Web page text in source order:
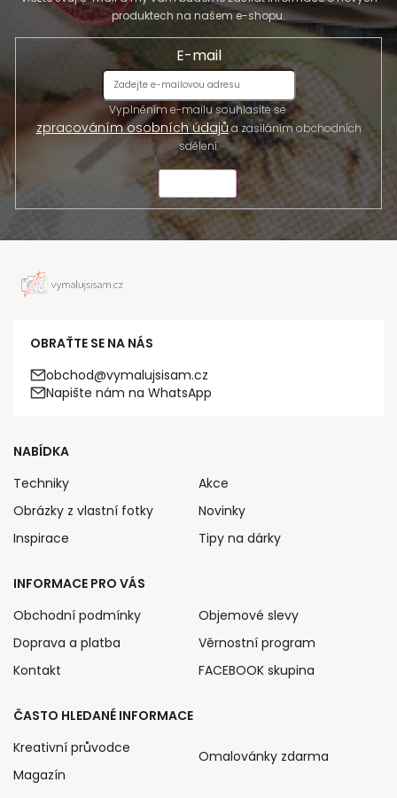
produktech na našem e-shopu.
E-mail
Vyplněním e-mailu souhlasíte se
zpracováním osobních údajůa zasíláním obchodních
sdělení.
OBRAŤTE SE NA NÁS
obchod@vymalujsisam.cz
Napište nám na WhatsApp
NABÍDKA
Techniky
Obrázky z vlastní fotky
Inspirace
Akce
Novinky
Tipy na dárky
INFORMACE PRO VÁS
Obchodní podmínky
Doprava a platba
Kontakt
Objemové slevy
Věrnostní program
FACEBOOK skupina
ČASTO HLEDANÉ INFORMACE
Kreativní průvodce
Magazín
Omalovánky zdarma